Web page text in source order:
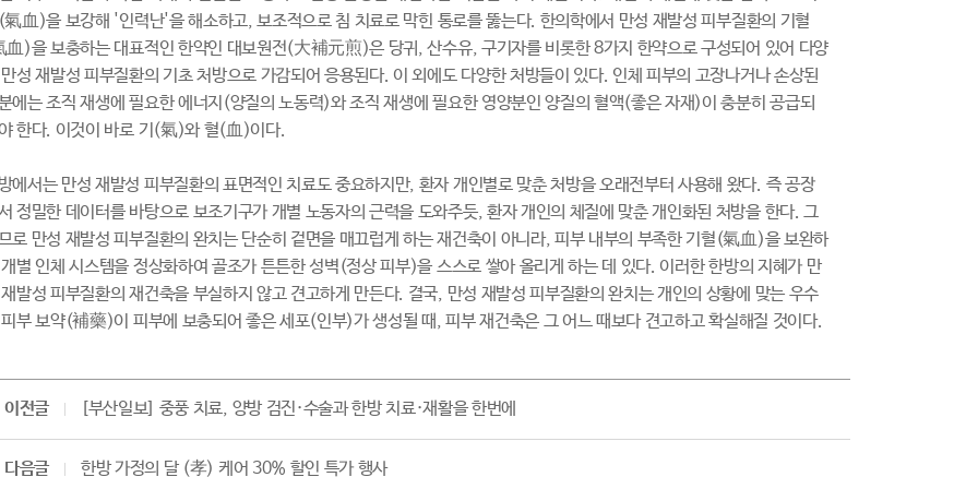
血)을 보강해 '인력난'을 해소하고, 보조적으로 침 치료로 막힌 통로를 뚫는다. 한의학에서 만성 재발성 피부질환의 기혈
血)을 보충하는 대표적인 한약인 대보원전(大補元煎)은 당귀, 산수유, 구기자를 비롯한 8가지 한약으로 구성되어 있어 다양
성 재발성 피부질환의 기초 처방으로 가감되어 응용된다. 이 외에도 다양한 처방들이 있다. 인체 피부의 고장나거나 손상된
에는 조직 재생에 필요한 에너지(양질의 노동력)와 조직 재생에 필요한 영양분인 양질의 혈액(좋은 자재)이 충분히 공급되
한다. 이것이 바로 기(氣)와 혈(血)이다.
에서는 만성 재발성 피부질환의 표면적인 치료도 중요하지만, 환자 개인별로 맞춘 처방을 오래전부터 사용해 왔다. 즉 공장
정밀한 데이터를 바탕으로 보조기구가 개별 노동자의 근력을 도와주듯, 환자 개인의 체질에 맞춘 개인화된 처방을 한다. 그
로 만성 재발성 피부질환의 완치는 단순히 겉면을 매끄럽게 하는 재건축이 아니라, 피부 내부의 부족한 기혈(氣血)을 보완하
별 인체 시스템을 정상화하여 골조가 튼튼한 성벽(정상 피부)을 스스로 쌓아 올리게 하는 데 있다. 이러한 한방의 지혜가 만
발성 피부질환의 재건축을 부실하지 않고 견고하게 만든다. 결국, 만성 재발성 피부질환의 완치는 개인의 상황에 맞는 우수
부 보약(補藥)이 피부에 보충되어 좋은 세포(인부)가 생성될 때, 피부 재건축은 그 어느 때보다 견고하고 확실해질 것이다.
이전글 [부산일보] 중풍 치료, 양방 검진·수술과 한방 치료·재활을 한번에
다음글 한방 가정의 달 (孝) 케어 30% 할인 특가 행사